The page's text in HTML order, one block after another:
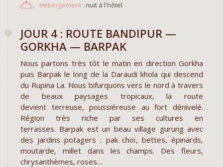
Hébergement : nuit à l'hôtel
JOUR 4 : ROUTE BANDIPUR —
GORKHA — BARPAK
Nous partons très tôt le matin en direction Gorkha
puis Barpak le long de la Daraudi khola qui descend
du Rupina La. Nous bifurquons vers le nord à travers
de beaux paysages tropicaux, la route
devient terreuse, poussiéreuse au fort dénivelé.
Région très riche par ses cultures en
terrasses. Barpak est un beau village gurung avec
des jardins potagers : pak choï, bettes, épinards,
moutarde, millet dans les champs. Des fleurs,
chrysanthèmes, roses…